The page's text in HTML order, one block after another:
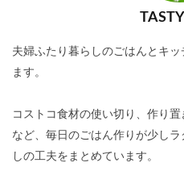
夫婦ふたり暮らしのごはんとキ
ます。
コストコ食材の使い切り、作り
など、毎日のごはん作りが少し
しの工夫をまとめています。